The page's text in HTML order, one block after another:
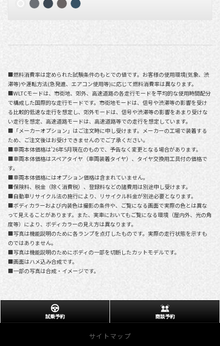
■燃料消費率は定められた試験条件のもとでの値です。お客様の使用環境(気象、渋
滞等)や運転方法(急発進、エアコン使用等)に応じて燃料消費率は異なります。
■WLTCモードは、市街地、郊外、高速道路の各走行モードを平均的な使用時間配分
で構成した国際的な走行モードです。市街地モードは、信号や渋滞等の影響を受け
る比較的低速な走行を想定し、郊外モードは、信号や渋滞等の影響をあまり受けな
い走行を想定、高速道路モードは、高速道路等での走行を想定しています。
■「メーカーオプション」はご注文時に申し受けます。メーカーの工場で装着する
ため、ご注文後はお受けできませんのでご了承ください。
■車両本体価格は'26年5月現在のもので、予告なく変更となる場合があります。
■車両本体価格はスペアタイヤ（車両装着タイヤ）、タイヤ交換用工具付の価格で
す。
■車両本体価格にはオプション価格は含まれていません。
■保険料、税金（除く消費税）、登録料などの諸費用は別途申し受けます。
■自動車リサイクル法の施行により、リサイクル料金が別途必要となります。
■ボディカラーおよび内装色は撮影の条件や、ご覧になる画面で実際の色とは異な
って見えることがあります。また、実車においてもご覧になる環境（屋内外、光の角
度等）により、ボディカラーの見え方は異なります。
■写真は機能説明のために各ランプを点灯したものです。実際の走行状態を示すも
のではありません。
■写真は機能説明のためにボディの一部を切断したカットモデルです。
■画面はハメ込み合成です。
■一部の写真は合成・イメージです。
試乗予約 商談予約
サイトマップ